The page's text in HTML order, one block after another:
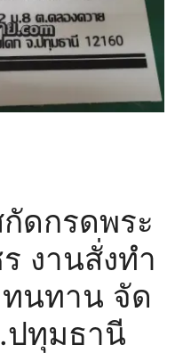
ดกรดพระ
งานสั่งทำ
ทนทาน จัด
ปทุมธานี